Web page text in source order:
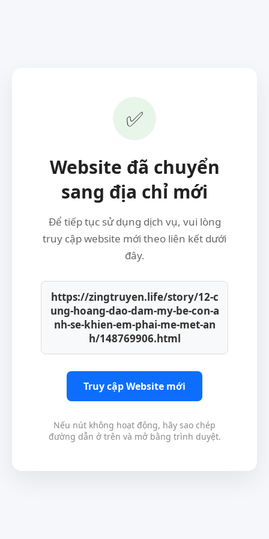
✅
Website đã chuyển
sang địa chỉ mới
Để tiếp tục sử dụng dịch vụ, vui lòng
truy cập website mới theo liên kết dưới
đây.
https://zingtruyen.life/story/12-c
ung-hoang-dao-dam-my-be-con-a
nh-se-khien-em-phai-me-met-an
h/148769906.html
Truy cập Website mới
Nếu nút không hoạt động, hãy sao chép
đường dẫn ở trên và mở bằng trình duyệt.